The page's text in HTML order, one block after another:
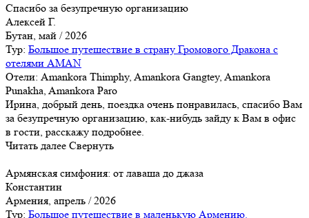
Cпасибо за безупречную организацию
Алексей Г.
Бутан, май / 2026
Тур: Большое путешествие в страну Громового Дракона с
отелями AMAN
Отели: Amankora Thimphy, Amankora Gangtey, Amankora
Punakha, Amankora Paro
Ирина, добрый день, поездка очень понравилась, спасибо Вам
за безупречную организацию, как-нибудь зайду к Вам в офис
в гости, расскажу подробнее.
Читать далее Свернуть
Армянская симфония: от лаваша до джаза
Константин
Армения, апрель / 2026
Тур: Большое путешествие в маленькую Армению.